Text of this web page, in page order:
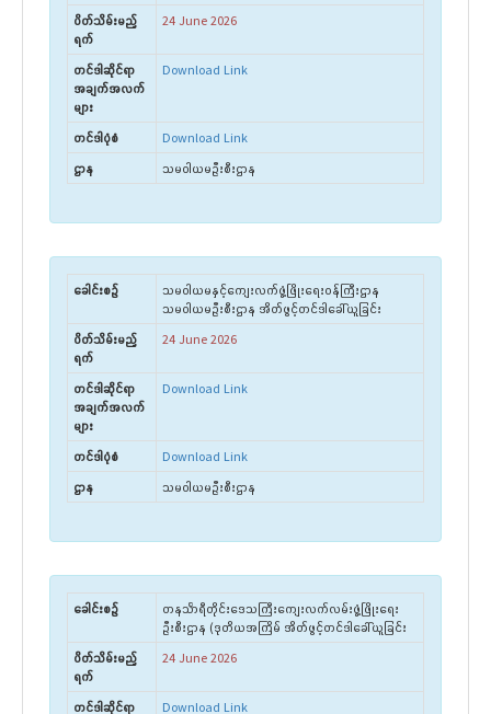
ပိတ်သိမ်းမည့်
ရက်
24 June 2026
တင်ဒါဆိုင်ရာ
အချက်အလက်
များ
Download Link
တင်ဒါပုံစံ
Download Link
ဌာန
သမဝါယမဦးစီးဌာန
ခေါင်းစဉ်
သမဝါယမနှင့်ကျေးလက်ဖွံ့ဖြိုးရေးဝန်ကြီးဌာန
သမဝါယမဦးစီးဌာန အိတ်ဖွင့်တင်ဒါခေါ်ယူခြင်း
ပိတ်သိမ်းမည့်
ရက်
24 June 2026
တင်ဒါဆိုင်ရာ
အချက်အလက်
များ
Download Link
တင်ဒါပုံစံ
Download Link
ဌာန
သမဝါယမဦးစီးဌာန
ခေါင်းစဉ်
တနင်္သာရီတိုင်းဒေသကြီးကျေးလက်လမ်းဖွံ့ဖြိုးရေး
ဦးစီးဌာန (ဒုတိယအကြိမ် အိတ်ဖွင့်တင်ဒါခေါ်ယူခြင်း
ပိတ်သိမ်းမည့်
ရက်
24 June 2026
တင်ဒါဆိုင်ရာ Download Link